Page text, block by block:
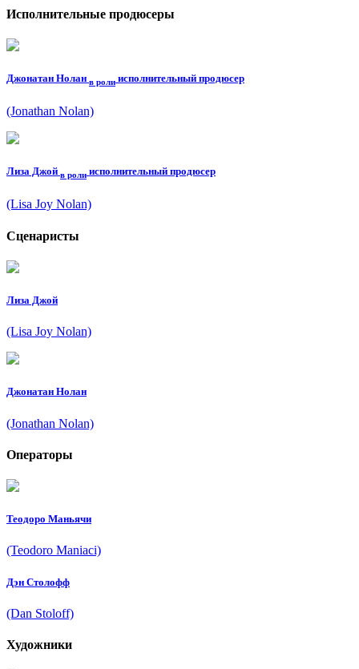
Исполнительные продюсеры
Джонатан Нолан в роли исполнительный продюсер
(Jonathan Nolan)
Лиза Джой в роли исполнительный продюсер
(Lisa Joy Nolan)
Сценаристы
Лиза Джой
(Lisa Joy Nolan)
Джонатан Нолан
(Jonathan Nolan)
Операторы
Теодоро Маньячи
(Teodoro Maniaci)
Дэн Столофф
(Dan Stoloff)
Художники